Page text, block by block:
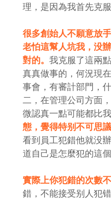
理，是因為我首先克
很多創始人不願意放
老怕這幫人坑我，没
對的。 我克服了這兩
真真做事的，何況現
事會，有審計部門，
二，在管理公司方面
微認真一點可能都比
態，覺得特别不可思
看到員工犯錯他就没
道自己是怎麼犯的這個
實際上你犯錯的次數
錯，不能接受别人犯